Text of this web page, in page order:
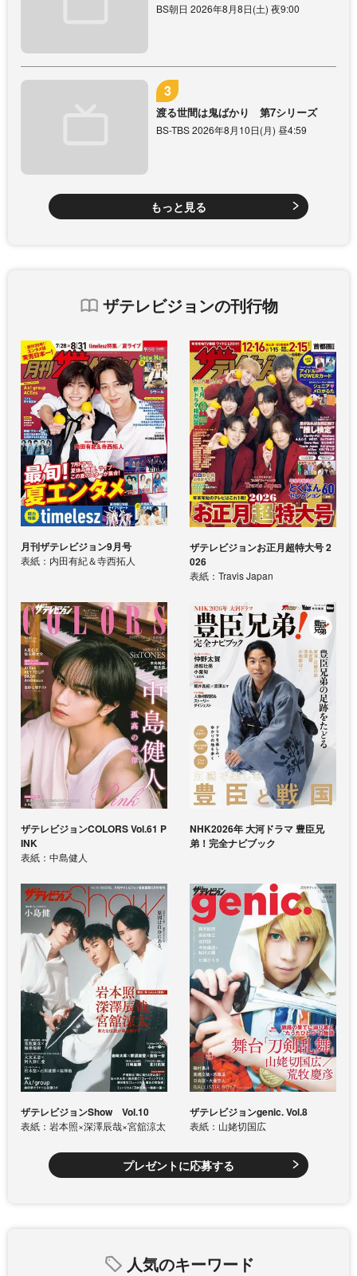
BS朝日 2026年8月8日(土) 夜9:00
渡る世間は鬼ばかり 第7シリーズ
BS-TBS 2026年8月10日(月) 昼4:59
もっと見る
ザテレビジョンの刊行物
月刊ザテレビジョン9月号
表紙：内田有紀＆寺西拓人
ザテレビジョンお正月超特大号 2
026
表紙：Travis Japan
ザテレビジョンCOLORS Vol.61 P
INK
表紙：中島健人
NHK2026年 大河ドラマ 豊臣兄
弟！完全ナビブック
ザテレビジョンShow Vol.10
表紙：岩本照×深澤辰哉×宮舘涼太
ザテレビジョンgenic. Vol.8
表紙：山姥切国広
プレゼントに応募する
人気のキーワード